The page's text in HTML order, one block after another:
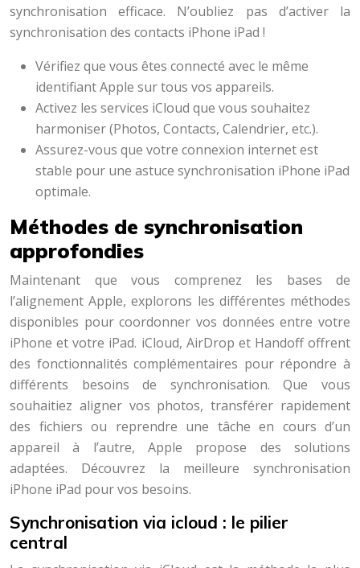
synchronisation efficace. N’oubliez pas d’activer la
synchronisation des contacts iPhone iPad !
Vérifiez que vous êtes connecté avec le même
identifiant Apple sur tous vos appareils.
Activez les services iCloud que vous souhaitez
harmoniser (Photos, Contacts, Calendrier, etc.).
Assurez-vous que votre connexion internet est
stable pour une astuce synchronisation iPhone iPad
optimale.
Méthodes de synchronisation
approfondies
Maintenant que vous comprenez les bases de
l’alignement Apple, explorons les différentes méthodes
disponibles pour coordonner vos données entre votre
iPhone et votre iPad. iCloud, AirDrop et Handoff offrent
des fonctionnalités complémentaires pour répondre à
différents besoins de synchronisation. Que vous
souhaitiez aligner vos photos, transférer rapidement
des fichiers ou reprendre une tâche en cours d’un
appareil à l’autre, Apple propose des solutions
adaptées. Découvrez la meilleure synchronisation
iPhone iPad pour vos besoins.
Synchronisation via icloud : le pilier
central